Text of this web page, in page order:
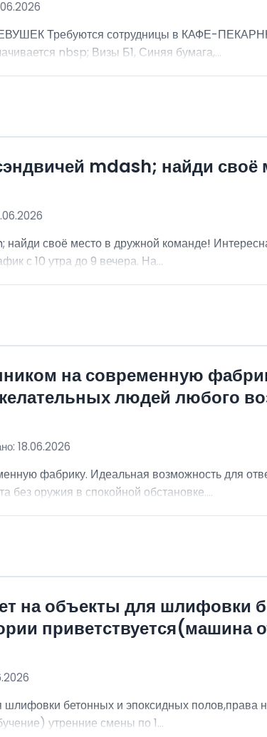
Требуются сотрудницы в КАФЕ-ПЕКАРНЮ
nbsp; Визы Б1, Синяя бумага,...
mdash; найди
своё место в дружной команде!
с 10 утра до 9 вечера. На...
на современную
людей любого
18.06.2026
фабрику. Идеальная возможность для
без оружия в спокойной обстановке....
на объекты для шлифовки
приветствуется(машина
бетонных и эпоксидных полов,права
утренние смены по 1...